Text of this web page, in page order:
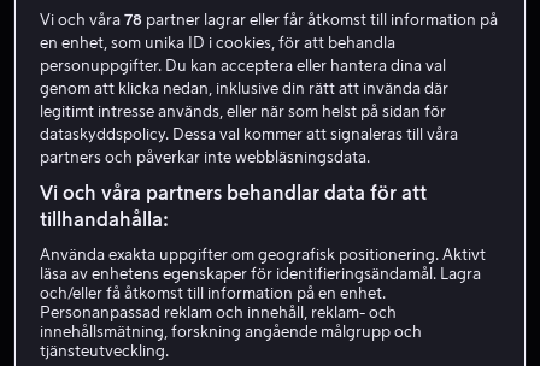
Alexis Bledel
Skådespelare Gäst
Vi och våra78 partner lagrar eller får åtkomst till information på
en enhet, som unika ID i cookies, för att behandla
personuppgifter. Du kan acceptera eller hantera dina val
genom att klicka nedan, inklusive din rätt att invända där
legitimt intresse används, eller när som helst på sidan för
dataskyddspolicy. Dessa val kommer att signaleras till våra
partners och påverkar inte webbläsningsdata.
Vi och våra partners behandlar data för att
tillhandahålla:
Använda exakta uppgifter om geografisk positionering. Aktivt
läsa av enhetens egenskaper för identifieringsändamål. Lagra
och/eller få åtkomst till information på en enhet.
Personanpassad reklam och innehåll, reklam- och
innehållsmätning, forskning angående målgrupp och
tjänsteutveckling.